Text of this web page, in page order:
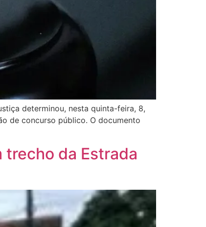
determinou, nesta quinta-feira, 8,
de concurso público. O documento
da Estrada